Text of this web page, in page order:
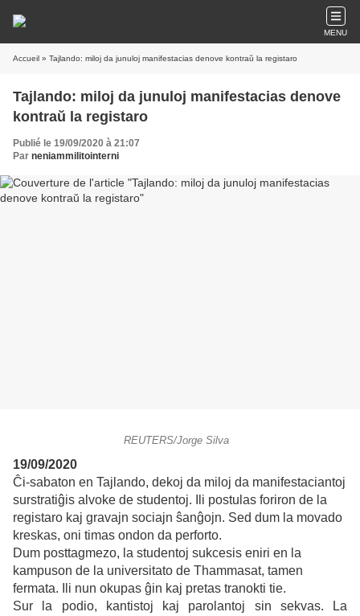
MENU
Accueil » Tajlando: miloj da junuloj manifestacias denove kontraŭ la registaro
Tajlando: miloj da junuloj manifestacias denove
kontraŭ la registaro
Publié le 19/09/2020 à 21:07
Par neniammilitointerni
REUTERS/Jorge Silva
19/09/2020
Ĉi-sabaton en Tajlando, dekoj da miloj da manifestaciantoj
surstratiĝis alvoke de studentoj. Ili postulas foriron de la
registaro kaj gravajn sociajn ŝanĝojn. Sed dum la movado
kreskas, oni timas ondon da perforto.
Dum posttagmezo, la studentoj sukcesis eniri en la
kampuson de la universitato de Thammasat, tamen
fermata.
Ili nun okupas ĝin kaj pretas tranokti tie.
Sur la podio, kantistoj kaj parolantoj sin sekvas. La